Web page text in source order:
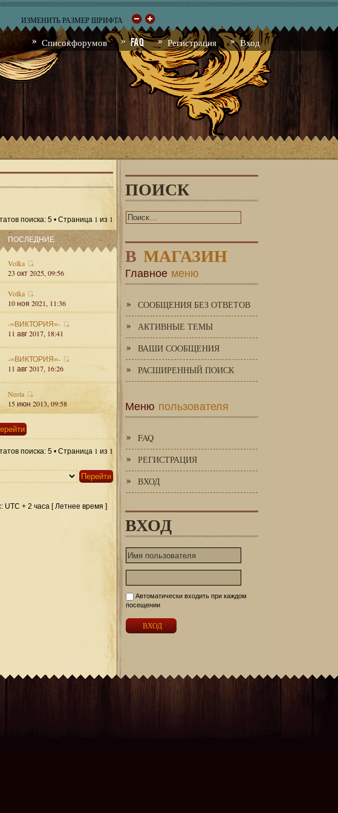
ИЗМЕНИТЬ РАЗМЕР ШРИФТА
Список форумов FAQ Регистрация Вход
поиска: 5 • Страница 1 из 1
ПОСЛЕДНИЕ
Volka
23 окт 2025, 09:56
Volka
10 ноя 2021, 11:36
-=ВИКТОРИЯ=-
11 авг 2017, 18:41
-=ВИКТОРИЯ=-
11 авг 2017, 16:26
Nesta
15 июн 2013, 09:58
поиска: 5 • Страница 1 из 1
UTC + 2 часа [ Летнее время ]
ПОИСК
В МАГАЗИН
Главное меню
СООБЩЕНИЯ БЕЗ ОТВЕТОВ
АКТИВНЫЕ ТЕМЫ
ВАШИ СООБЩЕНИЯ
РАСШИРЕННЫЙ ПОИСК
Меню пользователя
FAQ
РЕГИСТРАЦИЯ
ВХОД
ВХОД
Автоматически входить при каждом
посещении